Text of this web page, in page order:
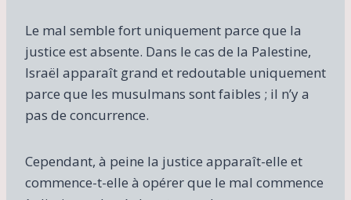
Le mal semble fort uniquement parce que la
justice est absente. Dans le cas de la Palestine,
Israël apparaît grand et redoutable uniquement
parce que les musulmans sont faibles ; il n’y a
pas de concurrence.
Cependant, à peine la justice apparaît-elle et
commence-t-elle à opérer que le mal commence